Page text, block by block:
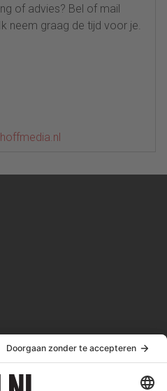
of advies? Bel of mail
neem graag de tijd voor je.